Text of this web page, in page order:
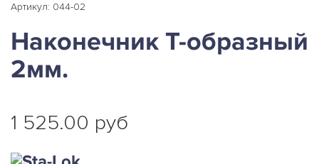
Артикул: 044-02
Наконечник Т-образный
2мм.
1 525.00 руб